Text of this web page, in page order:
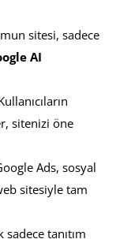
sitesi, sadece
AI
sitenizi öne
Ads, sosyal
sitesiyle tam
sadece tanıtım